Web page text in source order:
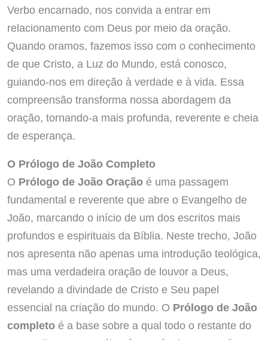
Verbo encarnado, nos convida a entrar em
relacionamento com Deus por meio da oração.
Quando oramos, fazemos isso com o conhecimento
de que Cristo, a Luz do Mundo, está conosco,
guiando-nos em direção à verdade e à vida. Essa
compreensão transforma nossa abordagem da
oração, tornando-a mais profunda, reverente e cheia
de esperança.
O Prólogo de João Completo
O Prólogo de João Oraçãoé uma passagem
fundamental e reverente que abre o Evangelho de
João, marcando o início de um dos escritos mais
profundos e espirituais da Bíblia. Neste trecho, João
nos apresenta não apenas uma introdução teológica,
mas uma verdadeira oração de louvor a Deus,
revelando a divindade de Cristo e Seu papel
essencial na criação do mundo. O Prólogo de João
completoé a base sobre a qual todo o restante do